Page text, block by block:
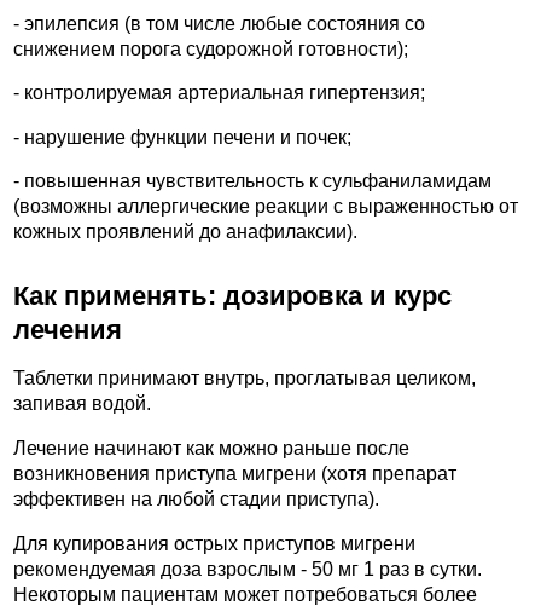
- эпилепсия (в том числе любые состояния со
снижением порога судорожной готовности);
- контролируемая артериальная гипертензия;
- нарушение функции печени и почек;
- повышенная чувствительность к сульфаниламидам
(возможны аллергические реакции с выраженностью от
кожных проявлений до анафилаксии).
Как применять: дозировка и курс
лечения
Таблетки принимают внутрь, проглатывая целиком,
запивая водой.
Лечение начинают как можно раньше после
возникновения приступа мигрени (хотя препарат
эффективен на любой стадии приступа).
Для купирования острых приступов мигрени
рекомендуемая доза взрослым - 50 мг 1 раз в сутки.
Некоторым пациентам может потребоваться более